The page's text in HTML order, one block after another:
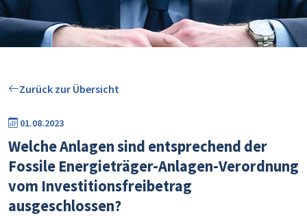
Zurück zur Übersicht
01.08.2023
Welche Anlagen sind entsprechend der
Fossile Energieträger-Anlagen-Verordnung
vom Investitionsfreibetrag
ausgeschlossen?